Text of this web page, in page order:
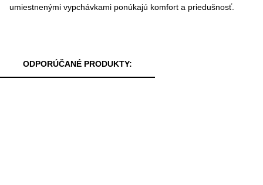
umiestnenými vypchávkami ponúkajú komfort a priedušnosť.
ODPORÚČANÉ PRODUKTY: